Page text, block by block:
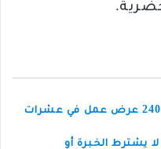
مدريد تعلن عن 240 عرض عمل في عشرات
يشترط الخبرة أو